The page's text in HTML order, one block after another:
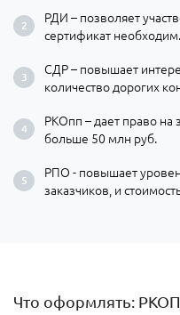
РДИ – позволяет
сертификат необходим.
СДР – повышает
количество дорогих
РКОпп – дает право на
больше 50 млн руб.
РПО - повышает
заказчиков, и
Что оформлять: